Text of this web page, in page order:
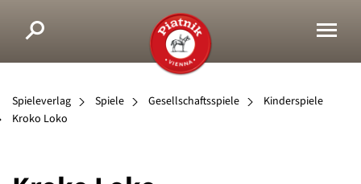
Spieleverlag Spiele Gesellschaftsspiele
Kinderspiele
Kroko Loko